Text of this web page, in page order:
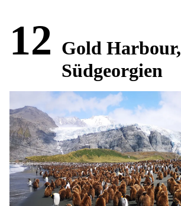
12 Gold Harbour,
Südgeorgien